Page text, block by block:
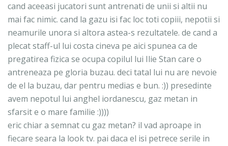
cand aceeasi jucatori sunt antrenati de unii si altii nu
mai fac nimic. cand la gazu isi fac loc toti copiii, nepotii si
neamurile unora si altora astea-s rezultatele. de cand a
plecat staff-ul lui costa cineva pe aici spunea ca de
pregatirea fizica se ocupa copilul lui Ilie Stan care o
antreneaza pe gloria buzau. deci tatal lui nu are nevoie
de el la buzau, dar pentru medias e bun. :)) presedinte
avem nepotul lui anghel iordanescu, gaz metan in
sfarsit e o mare familie :))))
eric chiar a semnat cu gaz metan? il vad aproape in
fiecare seara la look tv. pai daca el isi petrece serile in